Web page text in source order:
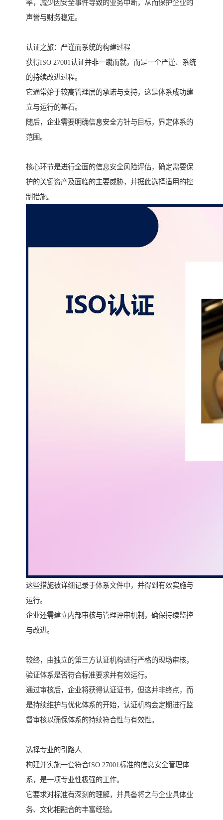
率，减少因安全事件导致的业务中断，从而保护企业的
声誉与财务稳定。
认证之旅：严谨而系统的构建过程
获得ISO 27001认证并非一蹴而就，而是一个严谨、系统
的持续改进过程。
它通常始于较高管理层的承诺与支持，这是体系成功建
立与运行的基石。
随后，企业需要明确信息安全方针与目标，界定体系的
范围。
核心环节是进行全面的信息安全风险评估，确定需要保
护的关键资产及面临的主要威胁，并据此选择适用的控
制措施。
这些措施被详细记录于体系文件中，并得到有效实施与
运行。
企业还需建立内部审核与管理评审机制，确保持续监控
与改进。
较终，由独立的第三方认证机构进行严格的现场审核，
验证体系是否符合标准要求并有效运行。
通过审核后，企业将获得认证证书，但这并非终点，而
是持续维护与优化体系的开始，认证机构会定期进行监
督审核以确保体系的持续符合性与有效性。
选择专业的引路人
构建并实施一套符合ISO 27001标准的信息安全管理体
系，是一项专业性极强的工作。
它要求对标准有深刻的理解，并具备将之与企业具体业
务、文化相融合的丰富经验。